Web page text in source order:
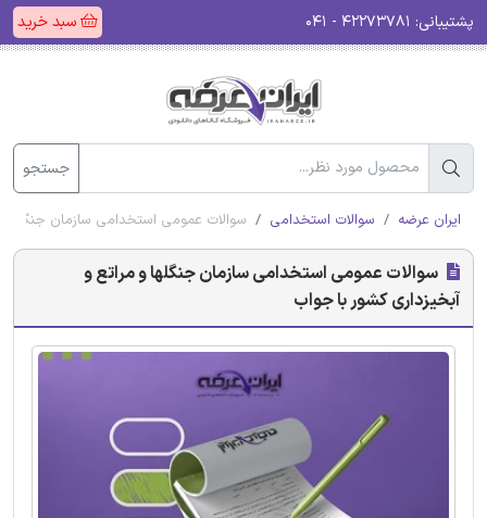
پشتیبانی: سبد خرید
جستجو
ایران عرضه سوالات استخدامی سوالات عمومی استخدامی سازمان جنگلها
سوالات عمومی استخدامی سازمان جنگلها و مراتع و
آبخیزداری کشور با جواب